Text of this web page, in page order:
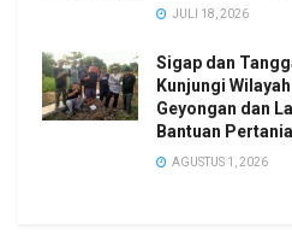
JULI 18, 2026
Sigap dan
Kunjungi
Geyongan dan
Bantuan
AGUSTUS 1, 2026